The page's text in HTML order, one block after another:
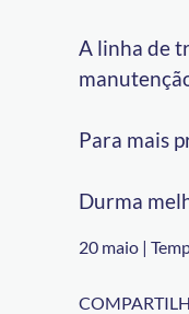
A linha de
Para mais
Durma
20 maio |